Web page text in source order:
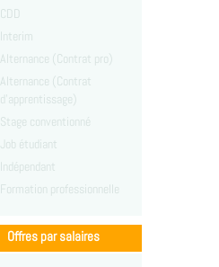
CDD
Interim
Alternance (Contrat pro)
Alternance (Contrat
d'apprentissage)
Stage conventionné
Job étudiant
Indépendant
Formation professionnelle
Offres par salaires